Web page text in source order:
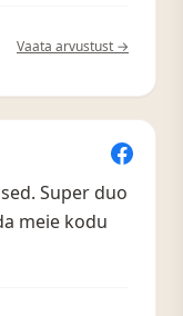
Vaata arvustust →
Super duo
meie kodu